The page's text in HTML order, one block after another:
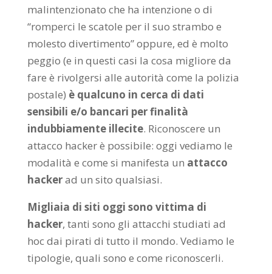
malintenzionato che ha intenzione o di
“romperci le scatole per il suo strambo e
molesto divertimento” oppure, ed è molto
peggio (e in questi casi la cosa migliore da
fare è rivolgersi alle autorità come la polizia
postale) è qualcuno in cerca di dati
sensibili e/o bancari per finalità
indubbiamente illecite. Riconoscere un
attacco hacker è possibile: oggi vediamo le
modalità e come si manifesta un attacco
hackerad un sito qualsiasi.
Migliaia di siti oggi sono vittima di
hacker, tanti sono gli attacchi studiati ad
hoc dai pirati di tutto il mondo. Vediamo le
tipologie, quali sono e come riconoscerli.